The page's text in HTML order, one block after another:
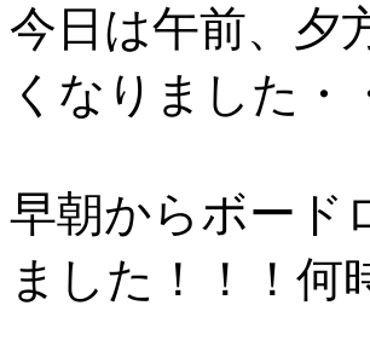
今日は午前、夕
くなりました・
早朝からボード
ました！！！何